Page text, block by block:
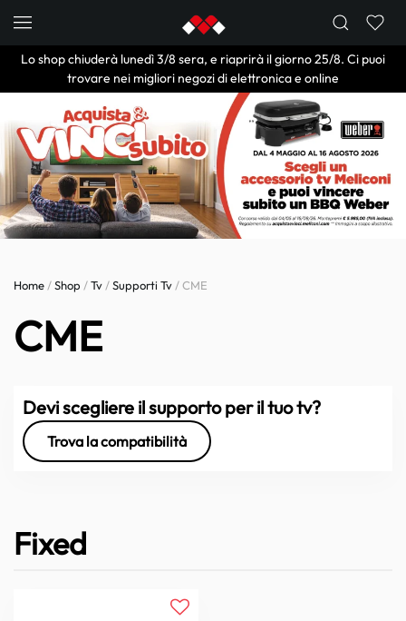
Skip to main content
Lo shop chiuderà lunedì 3/8 sera, e riaprirà il giorno 25/8. Ci puoi
trovare nei migliori negozi di elettronica e online
Home /Shop /Tv /Supporti Tv / CME
CME
Devi scegliere il supporto per il tuo tv?
Trova la compatibilità
Fixed